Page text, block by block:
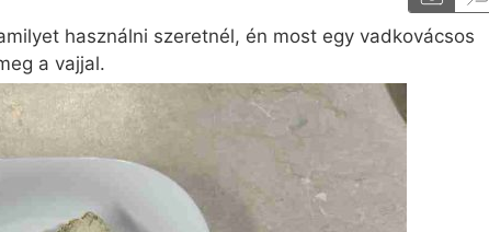
használni szeretnél, én most egy vadkovácsos
a vajjal.